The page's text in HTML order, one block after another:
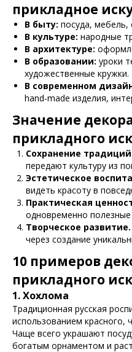
прикладное
В быту: посуда,
В культуре: народные
В архитектуре:
В образовании: уроки
художественные кружки.
В современном
hand-made изделия,
Значение
прикладного
Сохранение
передают культуру из
Эстетическое
видеть красоту в
Практическая
одновременно полезные
Творческое развитие.
через создание
10 примеров
прикладного
1. Хохлома
Традиционная русская
использованием красного,
Чаще всего украшают
богатым орнаментом и